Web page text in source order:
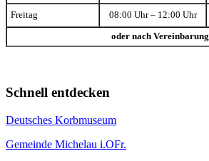
Freitag 08:00 Uhr – 12:00 Uhr
oder nach Vereinbarung
Schnell entdecken
Deutsches Korbmuseum
Gemeinde Michelau i.OFr.